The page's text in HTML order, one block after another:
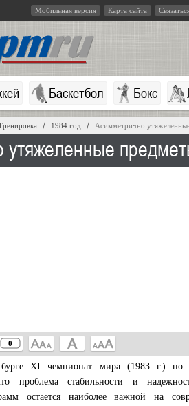
Мобильная версия Карта сайта
Баскетбол Бокс
1984 год Асимметрично
0
XI чемпионат мира (1983 г.) по
проблема стабильности и
остается наиболее важной на